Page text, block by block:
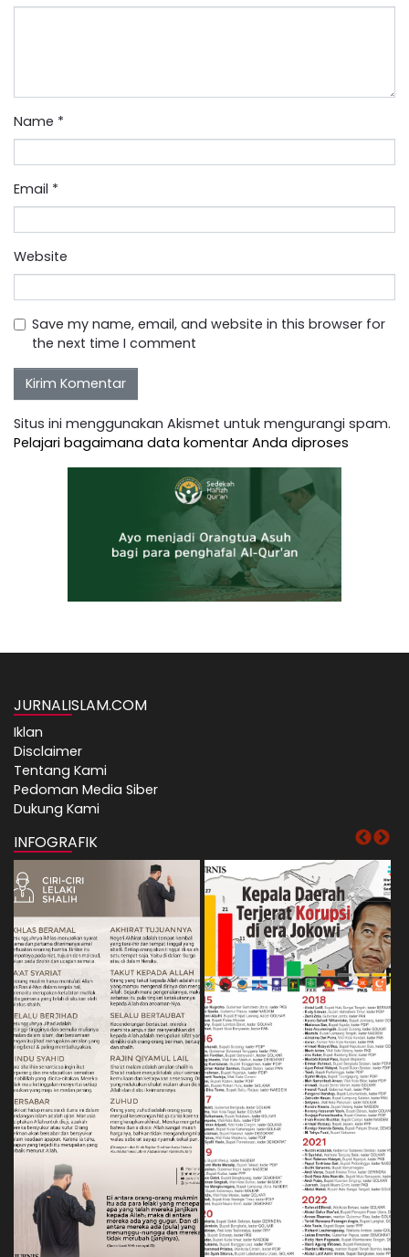
Name *
Email *
Website
Save my name, email, and website in this browser for
the next time I comment
Situs ini menggunakan Akismet untuk mengurangi spam.
Pelajari bagaimana data komentar Anda diproses
JURNALISLAM.COM
Iklan
Disclaimer
Tentang Kami
Pedoman Media Siber
Dukung Kami
INFOGRAFIK